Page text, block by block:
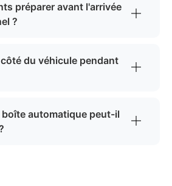
préparer avant l'arrivée
?
du véhicule pendant
boîte automatique peut-il